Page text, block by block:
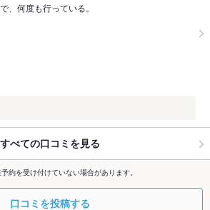
、何度も行っている。
すべての口コミを見る
約を受け付けていない場合があります。
口コミを投稿する